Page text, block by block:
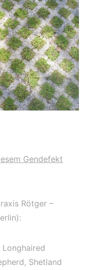
Gendefekt
Rötger –
Longhaired
Shetland